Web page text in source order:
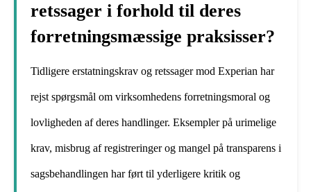
retssager i forhold til deres
forretningsmæssige praksisser?
Tidligere erstatningskrav og retssager mod Experian har
rejst spørgsmål om virksomhedens forretningsmoral og
lovligheden af deres handlinger. Eksempler på urimelige
krav, misbrug af registreringer og mangel på transparens i
sagsbehandlingen har ført til yderligere kritik og